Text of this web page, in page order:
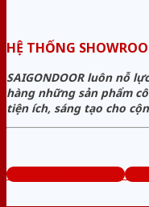
HỆ THỐNG
SAIGONDOOR luôn nỗ
hàng những sản phẩm
tiện ích, sáng tạo cho
www.bancuathep.com